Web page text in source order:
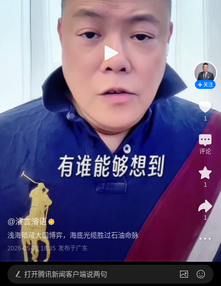
@濬言濬语
浅海暗藏大国博弈，海底光缆胜过石油命脉
2026-05-22 18:35 发布于广东
关注
1
评论
1
1
打开腾讯新闻客户端说两句